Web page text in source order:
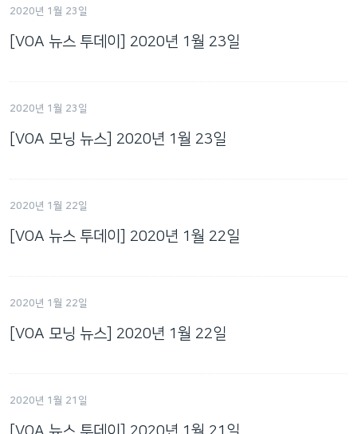
2020년 1월 23일
[VOA 뉴스 투데이] 2020년 1월 23일
2020년 1월 23일
[VOA 모닝 뉴스] 2020년 1월 23일
2020년 1월 22일
[VOA 뉴스 투데이] 2020년 1월 22일
2020년 1월 22일
[VOA 모닝 뉴스] 2020년 1월 22일
2020년 1월 21일